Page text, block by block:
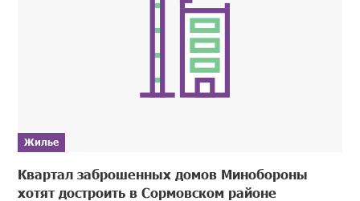
Жилье
Квартал заброшенных домов Минобороны
хотят достроить в Сормовском районе